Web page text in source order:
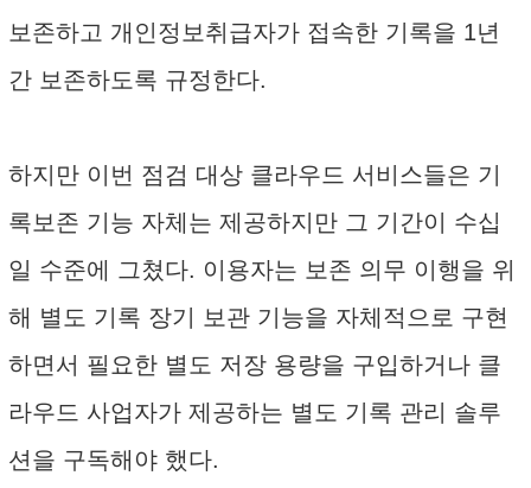
보존하고 개인정보취급자가 접속한 기록을 1년
간 보존하도록 규정한다.
하지만 이번 점검 대상 클라우드 서비스들은 기
록보존 기능 자체는 제공하지만 그 기간이 수십
일 수준에 그쳤다. 이용자는 보존 의무 이행을 위
해 별도 기록 장기 보관 기능을 자체적으로 구현
하면서 필요한 별도 저장 용량을 구입하거나 클
라우드 사업자가 제공하는 별도 기록 관리 솔루
션을 구독해야 했다.